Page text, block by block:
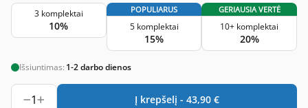
3 komplektai
10%
POPULIARUS
5 komplektai
15%
GERIAUSIA VERTĖ
10+ komplektai
20%
Išsiuntimas: 1-2 darbo dienos
1 Į krepšelį - 43,90 €